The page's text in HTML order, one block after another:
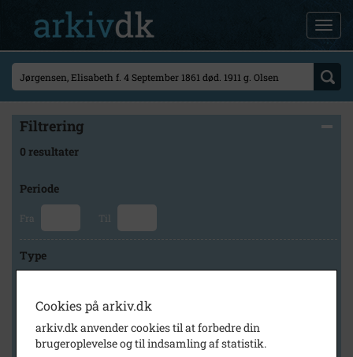
Filtrering
0 resultater
Periode
Fra Til
Type
Arkiv
Lokalarkivet Alsønderup -Tjæreby
Cookies på arkiv.dk
arkiv.dk anvender cookies til at forbedre din
brugeroplevelse og til indsamling af statistik.